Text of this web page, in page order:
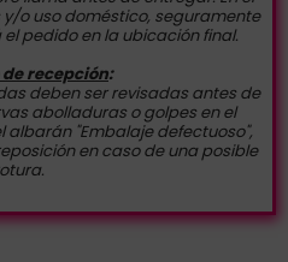
o uso doméstico, seguramente
pedido en la ubicación final.
recepción:
deben ser revisadas antes de
abolladuras o golpes en el
"Embalaje defectuoso",
en caso de una posible